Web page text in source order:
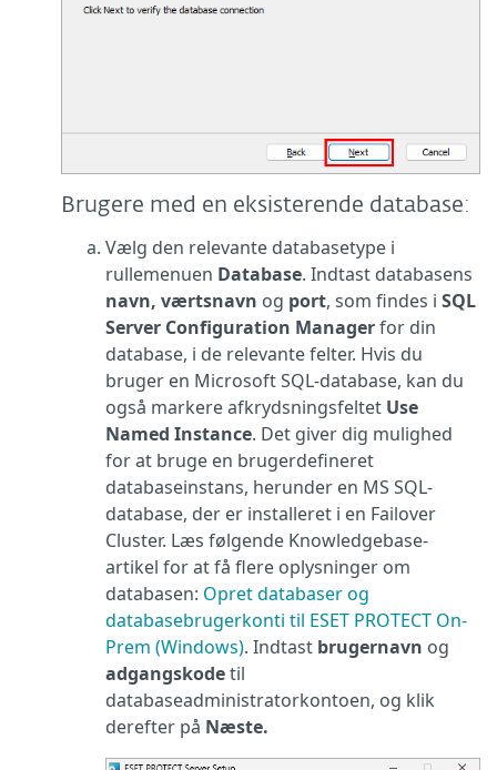
Brugere med en eksisterende database:
Vælg den relevante databasetype i
rullemenuen Database. Indtast databasens
navn, værtsnavn og port, som findes i SQL
Server Configuration Managerfor din
database, i de relevante felter. Hvis du
bruger en Microsoft SQL-database, kan du
også markere afkrydsningsfeltet Use
Named Instance. Det giver dig mulighed
for at bruge en brugerdefineret
databaseinstans, herunder en MS SQL-
database, der er installeret i en Failover
Cluster. Læs følgende Knowledgebase-
artikel for at få flere oplysninger om
databasen: Opret databaser og
databasebrugerkonti til ESET PROTECT On-
Prem (Windows). Indtast brugernavn og
adgangskodetil
databaseadministratorkontoen, og klik
derefter på Næste.